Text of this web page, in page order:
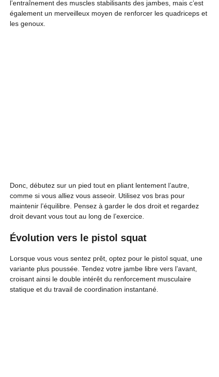
l’entraînement des muscles stabilisants des jambes, mais c’est
également un merveilleux moyen de renforcer les quadriceps et
les genoux.
Donc, débutez sur un pied tout en pliant lentement l’autre,
comme si vous alliez vous asseoir. Utilisez vos bras pour
maintenir l’équilibre. Pensez à garder le dos droit et regardez
droit devant vous tout au long de l’exercice.
Évolution vers le pistol squat
Lorsque vous vous sentez prêt, optez pour le pistol squat, une
variante plus poussée. Tendez votre jambe libre vers l’avant,
croisant ainsi le double intérêt du renforcement musculaire
statique et du travail de coordination instantané.